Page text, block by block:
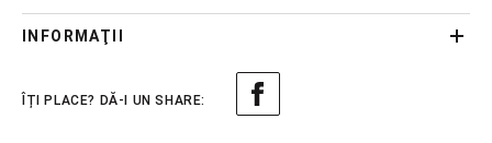
INFORMAŢII